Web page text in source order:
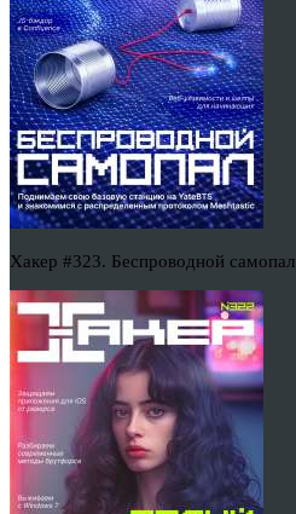
Хакер #323. Беспроводной самопал